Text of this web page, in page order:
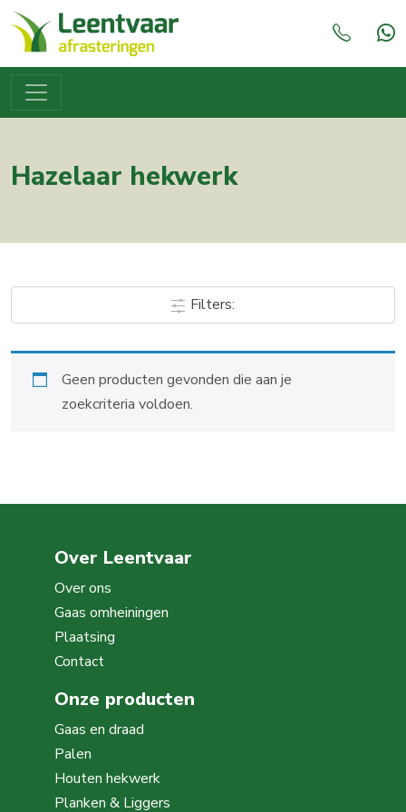
Hazelaar hekwerk
Filters:
Geen producten gevonden die aan je
zoekcriteria voldoen.
Over Leentvaar
Over ons
Gaas omheiningen
Plaatsing
Contact
Onze producten
Gaas en draad
Palen
Houten hekwerk
Planken & Liggers